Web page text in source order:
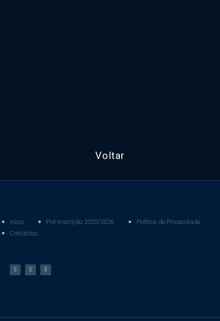
Voltar
Início Pré-Inscrição 2025/2026
Política de Privacidade
Contactos